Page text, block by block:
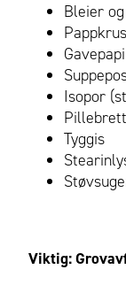
Bleier
Isopor
Pillebrett
Tyggis
Viktig: